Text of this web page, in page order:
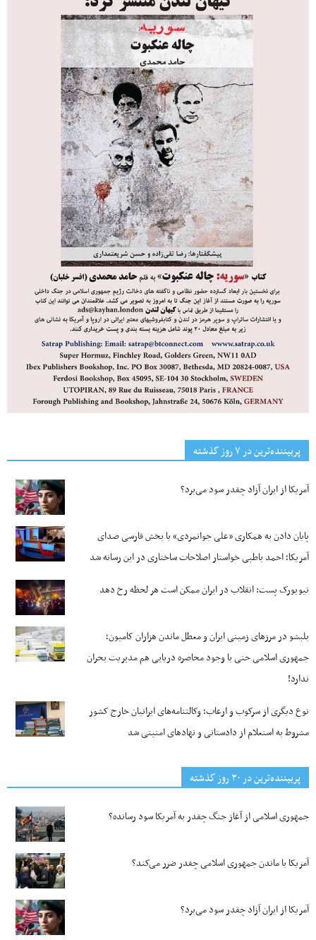
پربیننده‌ترین‌ در ۷ روز گذشته
آمریکا از ایران آزاد چقدر سود می‌برد؟
پایان دادن به همکاری «علی جوانمردی» با بخش فارسی صدای
آمریکا؛ احمد باطبی خواستار اصلاحات ساختاری در این رسانه شد
نیویورک پست: انقلاب در ایران ممکن است هر لحظه رخ دهد
بلبشو در مرزهای زمینی ایران و معطل ماندن هزاران کامیون؛
جمهوری اسلامی حتی با وجود محاصره دریایی هم مدیریت بحران
ندارد!
نوع دیگری از سرکوب و ارعاب؛ وکالتنامه‌های ایرانیان خارج کشور
مشروط به استعلام از دادستانی و نهادهای امنیتی شد
پربیننده‌ترین‌ در ۳۰ روز گذشته
جمهوری اسلامی از آغاز جنگ چقدر به آمریکا سود رسانده؟
آمریکا با ماندن جمهوری اسلامی چقدر ضرر می‌کند؟
آمریکا از ایران آزاد چقدر سود می‌برد؟